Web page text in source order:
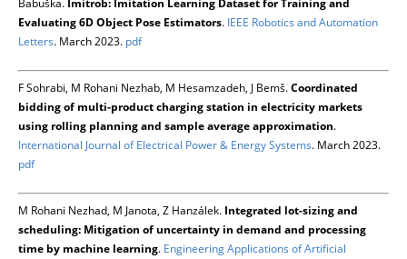
Babuška. Imitrob: Imitation Learning Dataset for Training and
Evaluating 6D Object Pose Estimators. IEEE Robotics and Automation
Letters. March 2023. pdf
F Sohrabi, M Rohani Nezhab, M Hesamzadeh, J Bemš.Coordinated
bidding of multi-product charging station in electricity markets
using rolling planning and sample average approximation.
International Journal of Electrical Power & Energy Systems. March 2023.
pdf
M Rohani Nezhad, M Janota, Z Hanzálek. Integrated lot-sizing and
scheduling: Mitigation of uncertainty in demand and processing
time by machine learning. Engineering Applications of Artificial